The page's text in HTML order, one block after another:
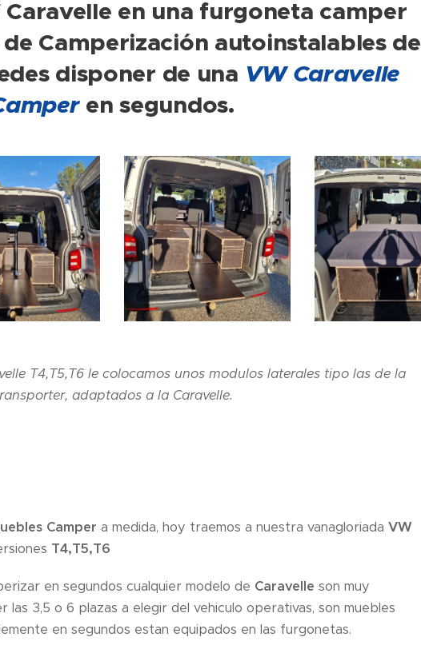
en una furgoneta camper
Camperización autoinstalables de
disponer de una VW Caravelle
en segundos.
T4,T5,T6 le colocamos unos modulos laterales tipo las de la
adaptados a la Caravelle.
Camper a medida, hoy traemos a nuestra vanagloriada VW
T4,T5,T6
en segundos cualquier modelo de Caravelle son muy
las 3,5 o 6 plazas a elegir del vehiculo operativas, son muebles
en segundos estan equipados en las furgonetas.